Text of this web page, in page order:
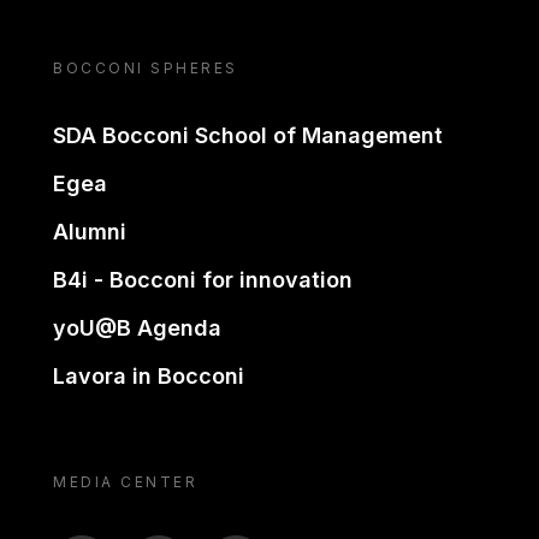
BOCCONI SPHERES
SDA Bocconi School of Management
Egea
Alumni
B4i - Bocconi for innovation
yoU@B Agenda
Lavora in Bocconi
MEDIA CENTER